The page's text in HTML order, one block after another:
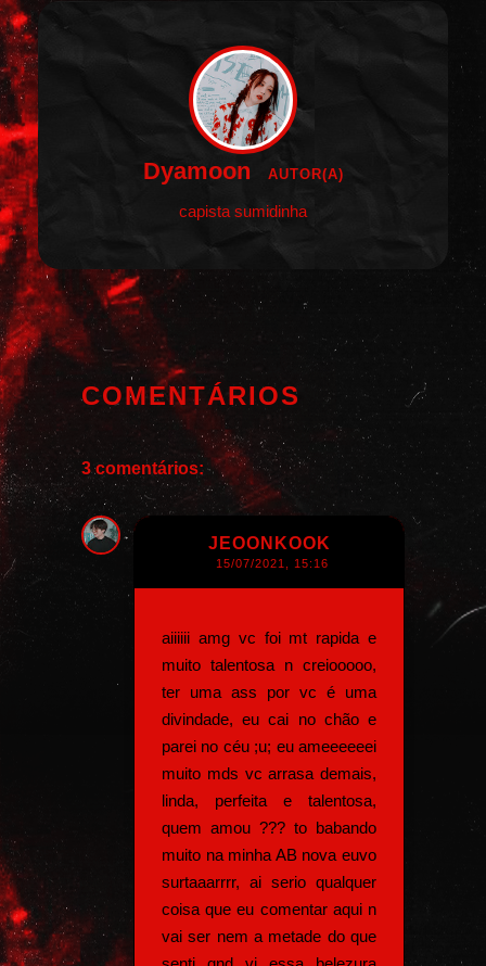
Dyamoon AUTOR(A)
capista sumidinha
COMENTÁRIOS
3 comentários:
JEOONKOOK
15/07/2021, 15:16
aiiiiii amg vc foi mt rapida e
muito talentosa n creiooooo,
ter uma ass por vc é uma
divindade, eu cai no chão e
parei no céu ;u; eu ameeeeeei
muito mds vc arrasa demais,
linda, perfeita e talentosa,
quem amou ??? to babando
muito na minha AB nova euvo
surtaaarrrr, ai serio qualquer
coisa que eu comentar aqui n
vai ser nem a metade do que